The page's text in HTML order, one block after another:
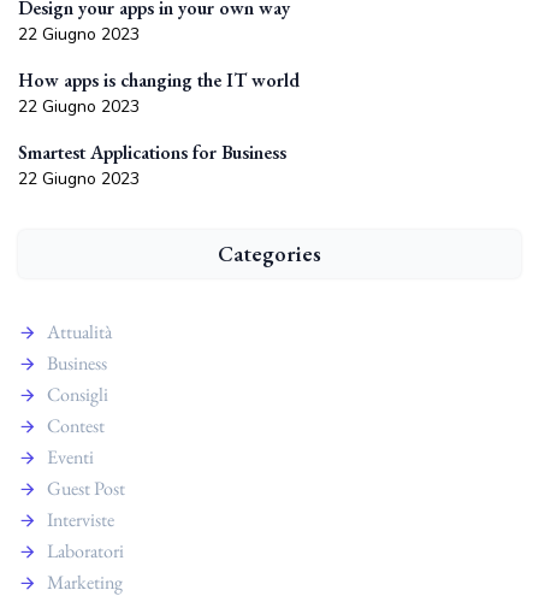
Design your apps in your own way
22 Giugno 2023
How apps is changing the IT world
22 Giugno 2023
Smartest Applications for Business
22 Giugno 2023
Categories
Attualità
Business
Consigli
Contest
Eventi
Guest Post
Interviste
Laboratori
Marketing